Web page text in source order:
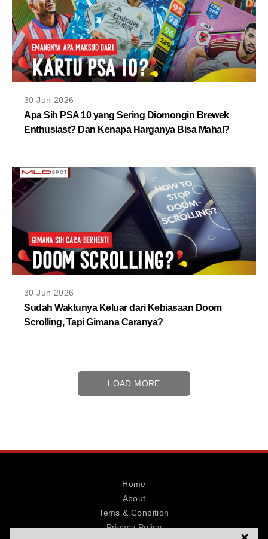
30 Jun 2026
Apa Sih PSA 10 yang Sering Diomongin Brewek
Enthusiast? Dan Kenapa Harganya Bisa Mahal?
30 Jun 2026
Sudah Waktunya Keluar dari Kebiasaan Doom
Scrolling, Tapi Gimana Caranya?
LOAD MORE
Home
About
Tems & Condition
Privacy Policy